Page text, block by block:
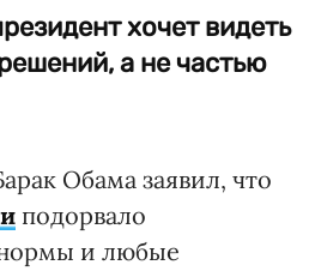
хочет видеть
а не частью
Обама заявил, что
подорвало
и любые